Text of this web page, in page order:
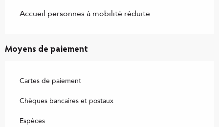
Accueil personnes à mobilité réduite
Moyens de paiement
Cartes de paiement
Chèques bancaires et postaux
Espèces